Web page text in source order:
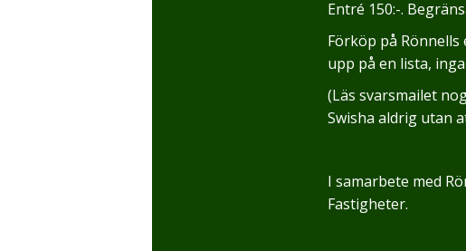
Entré 150:-.
Förköp på
upp på en lista,
(Läs svarsmailet
Swisha aldrig utan
I samarbete med
Fastigheter.